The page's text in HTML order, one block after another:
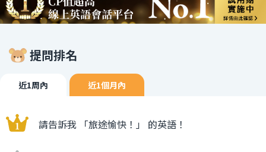
提問排名
近1周內 近1個月內
請告訴我 「旅途愉快！」 的英語！